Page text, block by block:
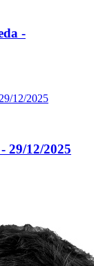
-
29/12/2025